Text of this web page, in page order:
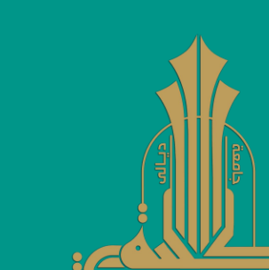
امتحانات الطلبة
امتحانات الطلبة
العملية الامتحانية.. عميد كلية الفنون الجميلة
جولاته الميدانية لمتابعة سير الامتحانات النهائية